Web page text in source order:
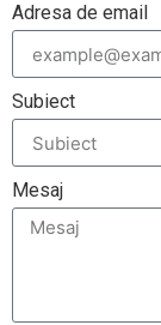
Adresa de email
Subiect
Mesaj